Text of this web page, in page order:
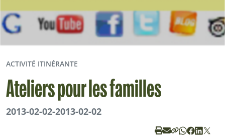
ACTIVITÉ ITINÉRANTE
Ateliers pour les familles
2013-02-02-2013-02-02